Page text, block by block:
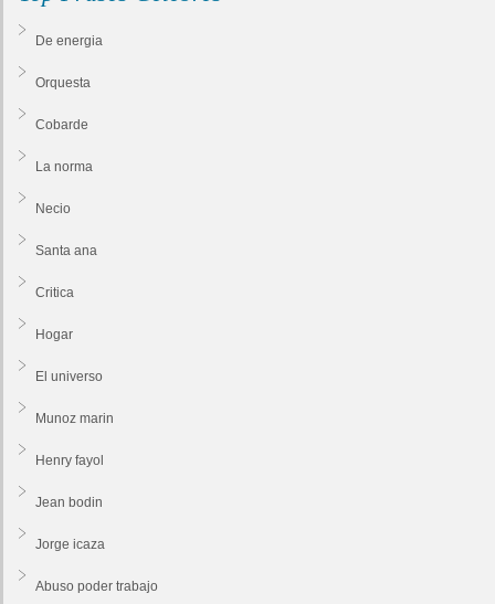
De energia
Orquesta
Cobarde
La norma
Necio
Santa ana
Critica
Hogar
El universo
Munoz marin
Henry fayol
Jean bodin
Jorge icaza
Abuso poder trabajo